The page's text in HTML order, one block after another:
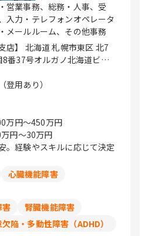
営業事務、総務・人事、受
入力・テレフォンオペレータ
メールルーム、その他事務
店】 北海道 札幌市東区 北7
8番37号オルガノ北海道ビル
1号 ＨＦ仙台本町ビルディ
オルガノビル 【中国支
広島市南区 稲荷町2番14号
店】 福岡県 福
白金1丁目4番2号オルガノ九
登用あり）
万円〜450万円
円〜30万円
。経験やスキルに応じて決定
心臓機能障害
害
腎臓機能障害
陥・多動性障害（ADHD）